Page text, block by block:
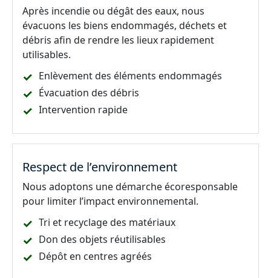
Après incendie ou dégât des eaux, nous
évacuons les biens endommagés, déchets et
débris afin de rendre les lieux rapidement
utilisables.
Enlèvement des éléments endommagés
Évacuation des débris
Intervention rapide
Respect de l’environnement
Nous adoptons une démarche écoresponsable
pour limiter l’impact environnemental.
Tri et recyclage des matériaux
Don des objets réutilisables
Dépôt en centres agréés